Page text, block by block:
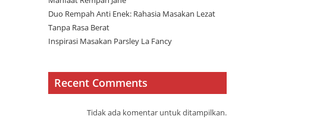
Duo Rempah Anti Enek: Rahasia Masakan Lezat
Tanpa Rasa Berat
Inspirasi Masakan Parsley La Fancy
Recent Comments
Tidak ada komentar untuk ditampilkan.